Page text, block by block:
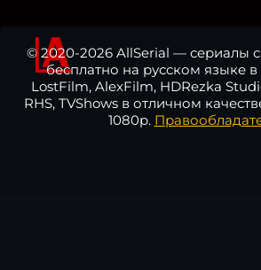
© 2020-2026 AllSerial — сериалы
бесплатно на русском языке
LostFilm, AlexFilm, HDRezka
RHS, TVShows в отличном
1080p.